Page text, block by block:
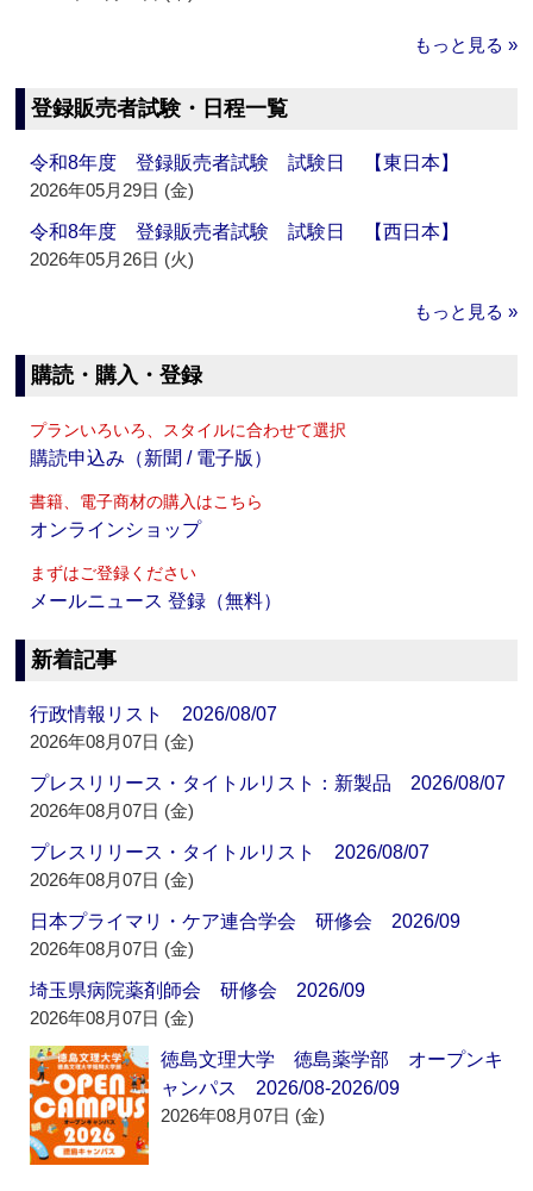
もっと見る »
登録販売者試験・日程一覧
令和8年度 登録販売者試験 試験日 【東日本】
2026年05月29日 (金)
令和8年度 登録販売者試験 試験日 【西日本】
2026年05月26日 (火)
もっと見る »
購読・購入・登録
プランいろいろ、スタイルに合わせて選択
購読申込み（新聞 / 電子版）
書籍、電子商材の購入はこちら
オンラインショップ
まずはご登録ください
メールニュース 登録（無料）
新着記事
行政情報リスト 2026/08/07
2026年08月07日 (金)
プレスリリース・タイトルリスト：新製品 2026/08/07
2026年08月07日 (金)
プレスリリース・タイトルリスト 2026/08/07
2026年08月07日 (金)
日本プライマリ・ケア連合学会 研修会 2026/09
2026年08月07日 (金)
埼玉県病院薬剤師会 研修会 2026/09
2026年08月07日 (金)
徳島文理大学 徳島薬学部 オープンキ
ャンパス 2026/08-2026/09
2026年08月07日 (金)